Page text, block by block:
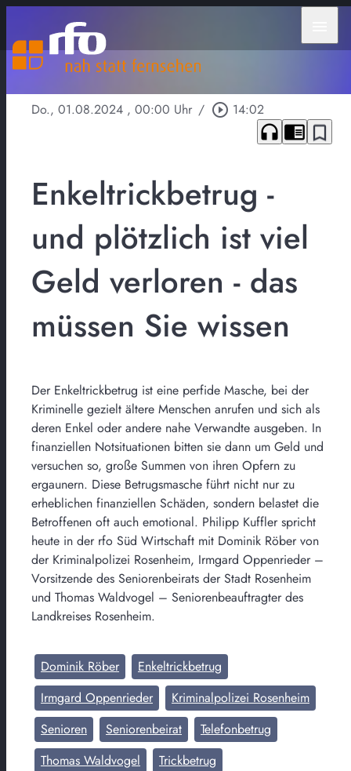
Do., 01.08.2024 , 00:00 Uhr / play_circle_outline 14:02
headphones chrome_reader_mode bookmark_border
Enkeltrickbetrug -
und plötzlich ist viel
Geld verloren - das
müssen Sie wissen
Der Enkeltrickbetrug ist eine perfide Masche, bei der
Kriminelle gezielt ältere Menschen anrufen und sich als
deren Enkel oder andere nahe Verwandte ausgeben. In
finanziellen Notsituationen bitten sie dann um Geld und
versuchen so, große Summen von ihren Opfern zu
ergaunern. Diese Betrugsmasche führt nicht nur zu
erheblichen finanziellen Schäden, sondern belastet die
Betroffenen oft auch emotional. Philipp Kuffler spricht
heute in der rfo Süd Wirtschaft mit Dominik Röber von
der Kriminalpolizei Rosenheim, Irmgard Oppenrieder –
Vorsitzende des Seniorenbeirats der Stadt Rosenheim
und Thomas Waldvogel – Seniorenbeauftragter des
Landkreises Rosenheim.
Dominik Röber
Enkeltrickbetrug
Irmgard Oppenrieder
Kriminalpolizei Rosenheim
Senioren
Seniorenbeirat
Telefonbetrug
Thomas Waldvogel
Trickbetrug